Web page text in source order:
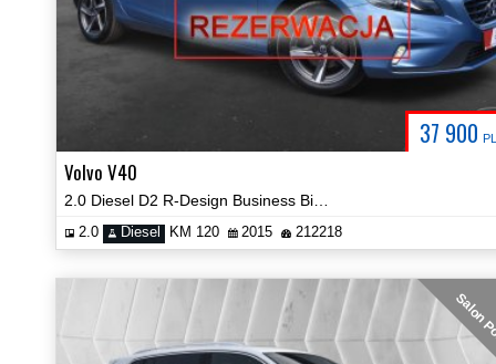
37 900
Volvo V40
2.0 Diesel KM 120 2015 212218